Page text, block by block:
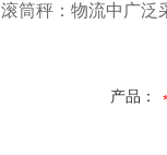
滚筒秤：物流中广泛
产品：